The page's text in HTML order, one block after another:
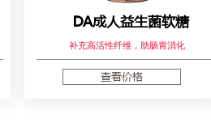
DA成人益生菌软糖
补充高活性纤维，助肠胃消化
查看价格